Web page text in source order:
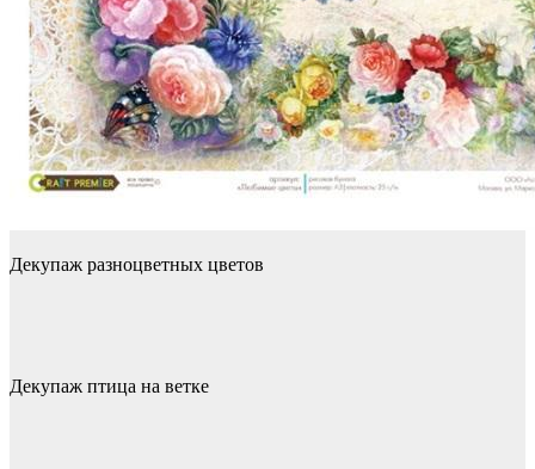
Декупаж разноцветных цветов
Декупаж птица на ветке